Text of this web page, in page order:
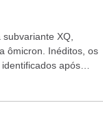
XQ,
ômicron. Inéditos, os
após